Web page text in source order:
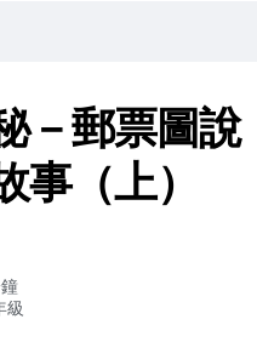
－郵票圖說
事（上）
級